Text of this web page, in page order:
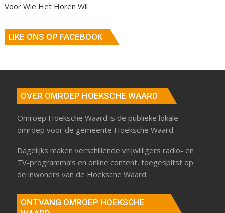
Voor Wie Het Horen Wil
LIKE ONS OP FACEBOOK
OVER OMROEP HOEKSCHE WAARD
Omroep Hoeksche Waard is de publieke lokale
omroep voor de gemeente Hoeksche Waard.
Dagelijks maken verschillende vrijwilligers radio- en
TV-programma’s en online content, toegespitst op
de inwoners van de Hoeksche Waard.
ONTVANG OMROEP HOEKSCHE